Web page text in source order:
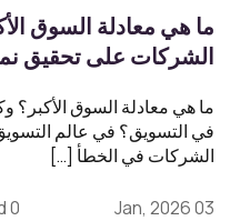
ما هي معادلة السوق
الشركات على تحقيق
ما هي معادلة السوق الأكبر؟
في التسويق؟ في عالم
الشركات في الخطأ […]
03 Jan, 2026
0 min read